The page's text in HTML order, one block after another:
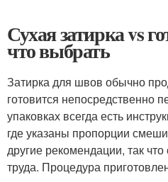
Сухая затирка vs
что выбрать
Затирка для швов обычно
готовится непосредственно
упаковках всегда есть
где указаны пропорции
другие рекомендации, так
труда. Процедура